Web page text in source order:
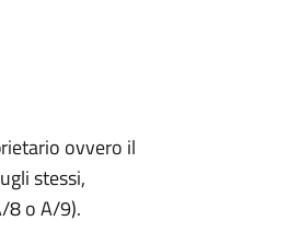
ovvero il
stessi,
8 o A/9).